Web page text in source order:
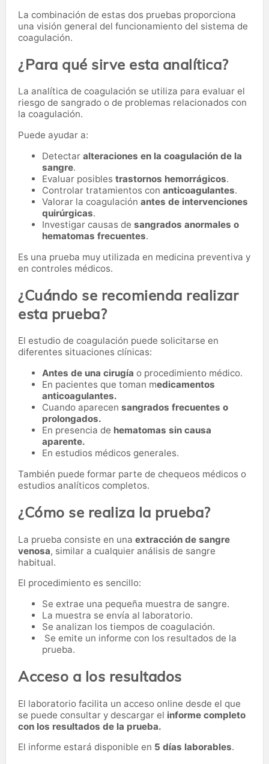
La combinación de estas dos pruebas proporciona
una visión general del funcionamiento del sistema de
coagulación.
¿Para qué sirve esta analítica?
La analítica de coagulación se utiliza para evaluar el
riesgo de sangrado o de problemas relacionados con
la coagulación.
Puede ayudar a:
Detectar alteraciones en la coagulación de la
sangre.
Evaluar posibles trastornos hemorrágicos.
Controlar tratamientos con anticoagulantes.
Valorar la coagulación antes de intervenciones
quirúrgicas.
Investigar causas de sangrados anormales o
hematomas frecuentes.
Es una prueba muy utilizada en medicina preventiva y
en controles médicos.
¿Cuándo se recomienda realizar
esta prueba?
El estudio de coagulación puede solicitarse en
diferentes situaciones clínicas:
Antes de una cirugía o procedimiento médico.
En pacientes que toman medicamentos
anticoagulantes.
Cuando aparecen sangrados frecuentes o
prolongados.
En presencia de hematomas sin causa
aparente.
En estudios médicos generales.
También puede formar parte de chequeos médicos o
estudios analíticos completos.
¿Cómo se realiza la prueba?
La prueba consiste en una extracción de sangre
venosa, similar a cualquier análisis de sangre
habitual.
El procedimiento es sencillo:
Se extrae una pequeña muestra de sangre.
La muestra se envía al laboratorio.
Se analizan los tiempos de coagulación.
Se emite un informe con los resultados de la
prueba.
Acceso a los resultados
El laboratorio facilita un acceso online desde el que
se puede consultar y descargar el informe completo
con los resultados de la prueba.
El informe estará disponible en 5 días laborables.